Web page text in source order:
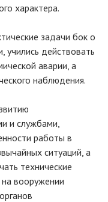
характера.
задачи бок о
учились действовать
аварии, а
наблюдения.
и службами,
работы в
ситуаций, а
технические
вооружении